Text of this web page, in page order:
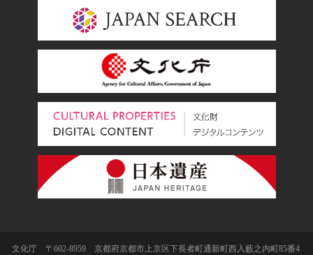
文化庁 〒602-8959 京都府京都市上京区下長者町通新町西入藪之内町85番4